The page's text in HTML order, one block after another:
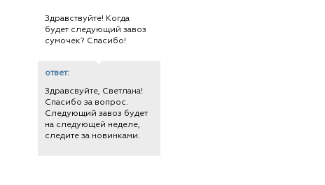
Здравствуйте! Когда
будет следующий завоз
сумочек? Спасибо!
ответ:
Здравсвуйте, Светлана!
Спасибо за вопрос.
Следующий завоз будет
на следующей неделе,
следите за новинками.